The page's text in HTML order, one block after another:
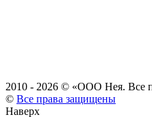
2010 - 2026 © «ООО Нея. Все
© Все права защищены
Наверх